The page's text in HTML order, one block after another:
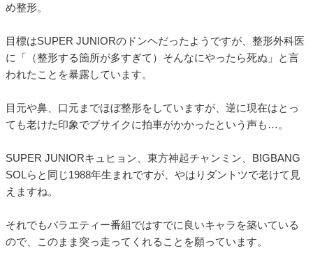
め整形。
目標はSUPER JUNIORのドンヘだったようですが、整形外科医
に「（整形する箇所が多すぎて）そんなにやったら死ぬ」と言
われたことを暴露しています。
目元や鼻、口元までほぼ整形をしていますが、逆に現在はとっ
ても老けた印象でブサイクに拍車がかかったという声も…。
SUPER JUNIORキュヒョン、東方神起チャンミン、BIGBANG
SOLらと同じ1988年生まれですが、やはりダントツで老けて見
えますね。
それでもバラエティー番組ではすでに良いキャラを築いている
ので、このまま突っ走ってくれることを願っています。